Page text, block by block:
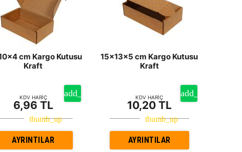
cm Kargo Kutusu
Kraft
KDV HARİÇ
6,96 TL
AYRINTILAR
15x13x5 cm Kargo Kutusu
Kraft
KDV HARİÇ
10,20 TL
AYRINTILAR